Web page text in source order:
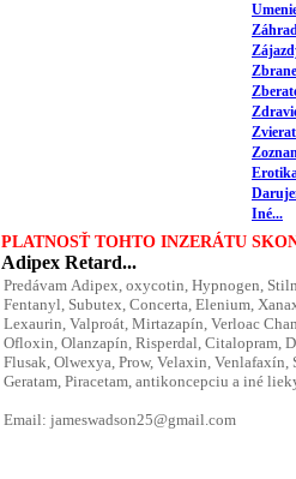
Iné...
PLATNOSŤ TOHTO INZERÁTU
Adipex Retard...